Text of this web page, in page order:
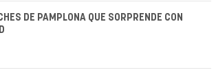
DE PAMPLONA QUE SORPRENDE CON